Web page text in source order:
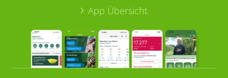
App Übersicht